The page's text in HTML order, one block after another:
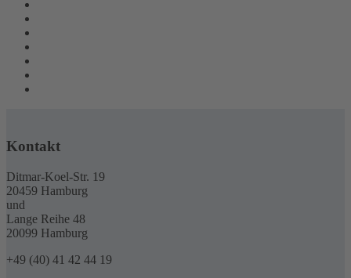
Kontakt
Ditmar-Koel-Str. 19
20459 Hamburg
und
Lange Reihe 48
20099 Hamburg
+49 (40) 41 42 44 19